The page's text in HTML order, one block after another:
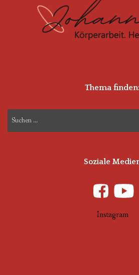
Thema finden:
Soziale
Instagram